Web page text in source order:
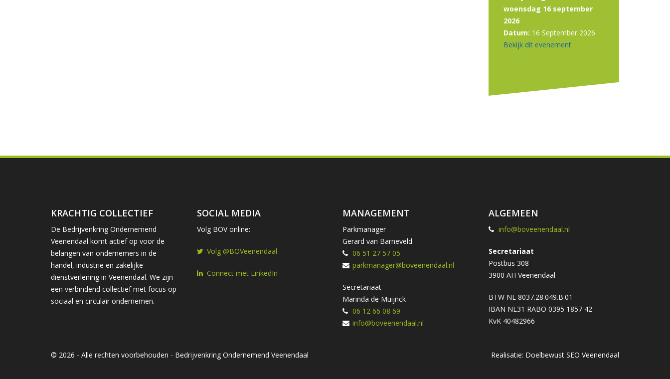
woensdag 16 september
2026
Datum: 16 September 2026
Bekijk dit evenement
KRACHTIG COLLECTIEF
De Bedrijvenkring Ondernemend
Veenendaal komt actief op voor de
belangen van ondernemers in de
handel, industrie en zakelijke
dienstverlening in Veenendaal. We zijn
een verbindend collectief met focus op
sociaal en circulair ondernemen.
SOCIAL MEDIA
Volg BOV online:
Volg @BOVeenendaal
Connect met LinkedIn
MANAGEMENT
Parkmanager
Gerard van Barneveld
06 51 27 57 05
parkmanager@boveenendaal.nl
Secretariaat
Marinda de Muijnck
06 12 66 08 69
info@boveenendaal.nl
ALGEMEEN
info@boveenendaal.nl
Secretariaat
Postbus 308
3900 AH Veenendaal
BTW NL 8037.28.049.B.01
IBAN NL31 RABO 0395 1857 42
KvK 40482966
© 2026 - Alle rechten voorbehouden - Bedrijvenkring Ondernemend Veenendaal Realisatie: Doelbewust SEO Veenendaal